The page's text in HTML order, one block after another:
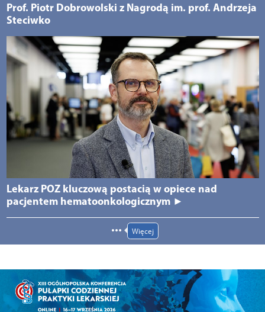
Prof. Piotr Dobrowolski z Nagrodą im. prof. Andrzeja
Steciwko
Lekarz POZ kluczową postacią w opiece nad
pacjentem hematoonkologicznym ►
Więcej